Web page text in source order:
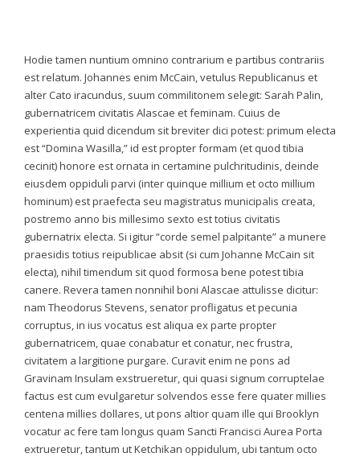
Hodie tamen nuntium omnino contrarium e partibus contrariis
est relatum. Johannes enim McCain, vetulus Republicanus et
alter Cato iracundus, suum commilitonem selegit: Sarah Palin,
gubernatricem civitatis Alascae et feminam. Cuius de
experientia quid dicendum sit breviter dici potest: primum electa
est “Domina Wasilla,” id est propter formam (et quod tibia
cecinit) honore est ornata in certamine pulchritudinis, deinde
eiusdem oppiduli parvi (inter quinque millium et octo millium
hominum) est praefecta seu magistratus municipalis creata,
postremo anno bis millesimo sexto est totius civitatis
gubernatrix electa. Si igitur “corde semel palpitante” a munere
praesidis totius reipublicae absit (si cum Johanne McCain sit
electa), nihil timendum sit quod formosa bene potest tibia
canere. Revera tamen nonnihil boni Alascae attulisse dicitur:
nam Theodorus Stevens, senator profligatus et pecunia
corruptus, in ius vocatus est aliqua ex parte propter
gubernatricem, quae conabatur et conatur, nec frustra,
civitatem a largitione purgare. Curavit enim ne pons ad
Gravinam Insulam exstrueretur, qui quasi signum corruptelae
factus est cum evulgaretur solvendos esse fere quater millies
centena millies dollares, ut pons altior quam ille qui Brooklyn
vocatur ac fere tam longus quam Sancti Francisci Aurea Porta
extrueretur, tantum ut Ketchikan oppidulum, ubi tantum octo